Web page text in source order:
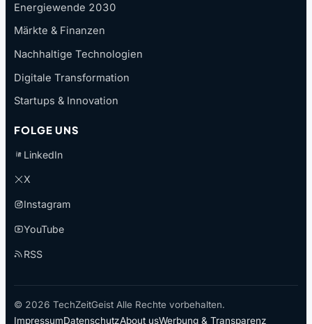
Energiewende 2030
Märkte & Finanzen
Nachhaltige Technologien
Digitale Transformation
Startups & Innovation
FOLGE UNS
LinkedIn
X
Instagram
YouTube
RSS
© 2026 TechZeitGeist Alle Rechte vorbehalten.
ImpressumDatenschutzAbout usWerbung & Transparenz